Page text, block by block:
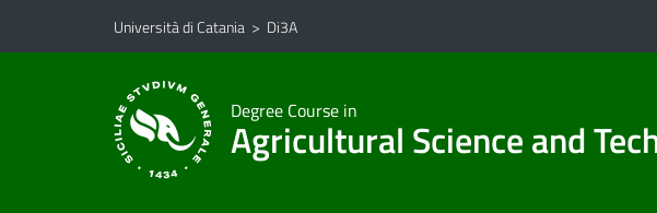
Vai al contenuto principale
Vai al menu di navigazione
Università di Catania > Di3A
Degree Course in
Agricultural Science and